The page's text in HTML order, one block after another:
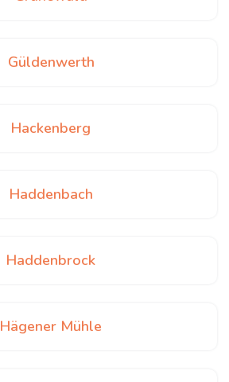
Güldenwerth
Hackenberg
Haddenbach
Haddenbrock
Hägener Mühle